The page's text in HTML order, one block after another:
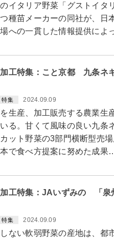
イタリア野菜「グストイタ
種苗メーカーの同社が、日
への一貫した情報提供によ
加工特集：こと京都 九条ネ
特集 2024.09.09
生産、加工販売する農業生
る。甘くて風味の良い九条
ット野菜の3部門横断型売
で食べ方提案に努めた成果
加工特集：JAいずみの 「
特集 2024.09.09
ない軟弱野菜の産地は、都